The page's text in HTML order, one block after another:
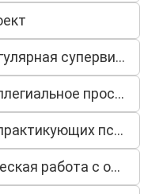
Супервизионная группа – Регулярная супервизия
Супервизионная группа – коллегиальное пространство для практикующих психологов
Супервизорская группа для практикующих психологов и студентов
Спецкурс «Психотерапевтическая работа с онкопациентами: интегративный гештальт-подход»